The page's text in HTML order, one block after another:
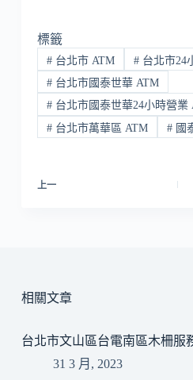
標籤
#台北市 ATM #台北市24
#台北市國泰世華 ATM
#台北市國泰世華24小時營業
#台北市萬華區 ATM #國
上一
相關文章
台北市文山區台電南區木柵服
31 3 月, 2023